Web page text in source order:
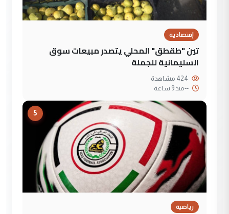
إقتصادية
تين "طقطق" المحلي يتصدر مبيعات سوق
السليمانية للجملة
--منذ 9 ساعة
5
رياضية